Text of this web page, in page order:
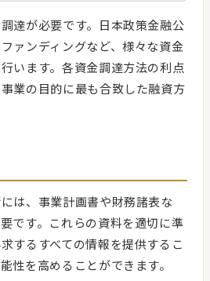
達が必要です。日本政策金融公
ァンディングなど、様々な資金
います。各資金調達方法の利点
業の目的に最も合致した融資方
は、事業計画書や財務諸表な
です。これらの資料を適切に準
するすべての情報を提供するこ
性を高めることができます。